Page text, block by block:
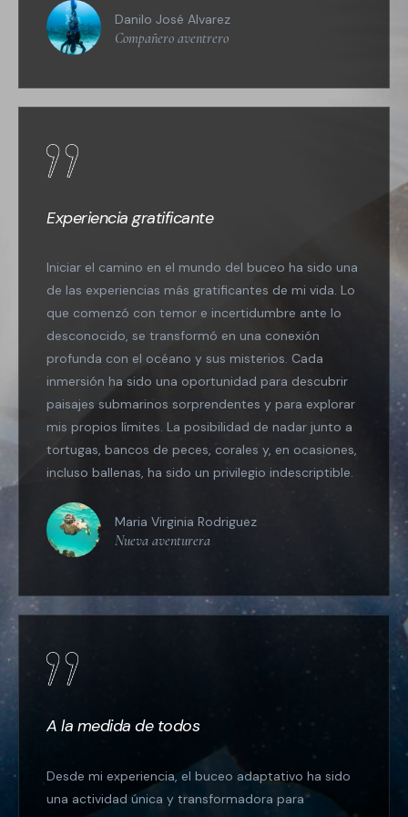
Danilo José Alvarez
Compañero aventrero
Experiencia gratificante
Iniciar el camino en el mundo del buceo ha sido una
de las experiencias más gratificantes de mi vida. Lo
que comenzó con temor e incertidumbre ante lo
desconocido, se transformó en una conexión
profunda con el océano y sus misterios. Cada
inmersión ha sido una oportunidad para descubrir
paisajes submarinos sorprendentes y para explorar
mis propios límites. La posibilidad de nadar junto a
tortugas, bancos de peces, corales y, en ocasiones,
incluso ballenas, ha sido un privilegio indescriptible.
Maria Virginia Rodriguez
Nueva aventurera
A la medida de todos
Desde mi experiencia, el buceo adaptativo ha sido
una actividad única y transformadora para